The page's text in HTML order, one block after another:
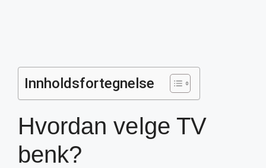
Innholdsfortegnelse
Hvordan velge TV
benk?